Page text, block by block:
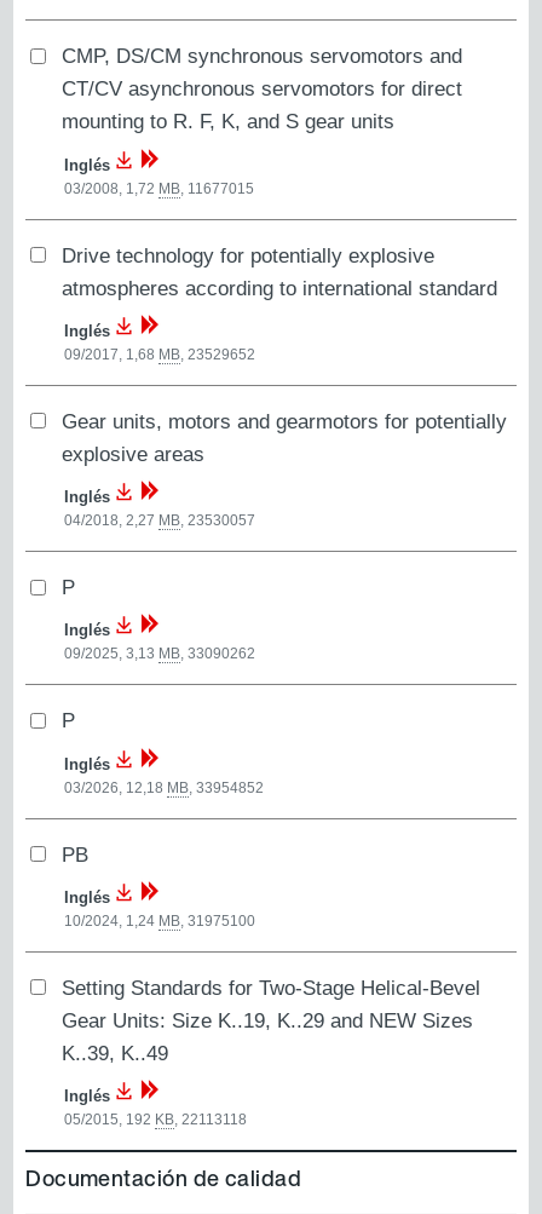
CMP, DS/CM synchronous servomotors and
CT/CV asynchronous servomotors for direct
mounting to R. F, K, and S gear units
Inglés
03/2008, 1,72 MB 11677015
Drive technology for potentially explosive
atmospheres according to international standard
Inglés
09/2017, 1,68 MB,23529652
Gear units, motors and gearmotors for potentially
explosive areas
Inglés
04/2018, 2,27 MB,23530057
P
Inglés
09/2025, 3,13 MB,33090262
P
Inglés
03/2026, 12,18 MB ,33954852
PB
Inglés
10/2024, 1,24 MB,31975100
Setting Standards for Two-Stage Helical-Bevel
Gear Units: Size K..19, K..29 and NEW Sizes
K..39, K..49
Inglés
05/2015, 192 KB,22113118
Documentación de calidad